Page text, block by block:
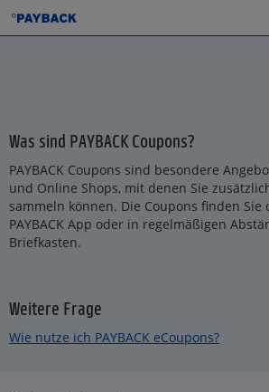
Was sind PAYBACK Coupons?
PAYBACK Coupons sind besondere
und Online Shops, mit denen Sie
sammeln können. Die Coupons finden Sie
PAYBACK App oder in regelmäßigen
Briefkasten.
Weitere Frage
Wie nutze ich PAYBACK eCoupons?